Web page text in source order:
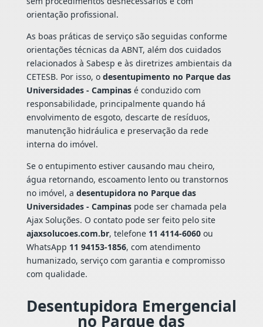
orientação profissional.
As boas práticas de serviço são seguidas conforme
orientações técnicas da ABNT, além dos cuidados
relacionados à Sabesp e às diretrizes ambientais da
CETESB. Por isso, o desentupimento no Parque das
Universidades - Campinasé conduzido com
responsabilidade, principalmente quando há
envolvimento de esgoto, descarte de resíduos,
manutenção hidráulica e preservação da rede
interna do imóvel.
Se o entupimento estiver causando mau cheiro,
água retornando, escoamento lento ou transtornos
no imóvel, a desentupidora no Parque das
Universidades - Campinaspode ser chamada pela
Ajax Soluções. O contato pode ser feito pelo site
ajaxsolucoes.com.br, telefone 11 4114-6060ou
WhatsApp 11 94153-1856, com atendimento
humanizado, serviço com garantia e compromisso
com qualidade.
Desentupidora Emergencial
no Parque das